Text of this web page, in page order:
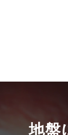
地盤